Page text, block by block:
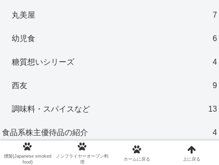
丸美屋 7
幼児食 6
糖質想いシリーズ 4
西友 9
調味料・スパイスなど 13
食品系株主優待品の紹介 4
燻製(Japanese smoked
food)
ノンフライヤーオーブン料
理
ホームに戻る 上に戻る